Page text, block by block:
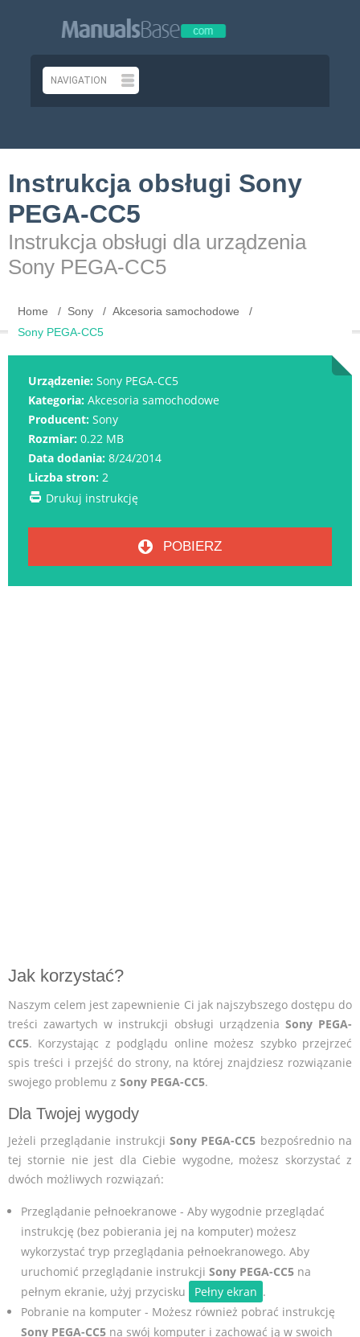
Instrukcja obsługi Sony
PEGA-CC5
Instrukcja obsługi dla urządzenia
Sony PEGA-CC5
Home Sony
Akcesoria samochodowe
Sony PEGA-CC5
Urządzenie: Sony PEGA-CC5
Kategoria: Akcesoria samochodowe
Producent: Sony
Rozmiar: 0.22 MB
Data dodania: 8/24/2014
Liczba stron: 2
Drukuj instrukcję
POBIERZ
Jak korzystać?
Naszym celem jest zapewnienie Ci jak najszybszego dostępu do
treści zawartych w instrukcji obsługi urządzenia Sony PEGA-
CC5. Korzystając z podglądu online możesz szybko przejrzeć
spis treści i przejść do strony, na której znajdziesz rozwiązanie
swojego problemu z Sony PEGA-CC5.
Dla Twojej wygody
Jeżeli przeglądanie instrukcji Sony PEGA-CC5 bezpośrednio na
tej stornie nie jest dla Ciebie wygodne, możesz skorzystać z
dwóch możliwych rozwiązań:
Przeglądanie pełnoekranowe - Aby wygodnie przeglądać
instrukcję (bez pobierania jej na komputer) możesz
wykorzystać tryp przeglądania pełnoekranowego. Aby
uruchomić przeglądanie instrukcji Sony PEGA-CC5na
pełnym ekranie, użyj przycisku
Pełny ekran .
Pobranie na komputer - Możesz również pobrać instrukcję
Sony PEGA-CC5na swój komputer i zachować ją w swoich